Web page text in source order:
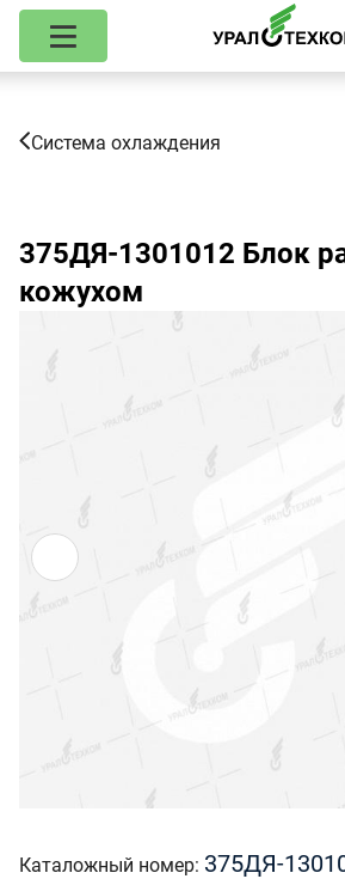
Система охлаждения
375ДЯ-1301012 Блок
кожухом
Каталожный номер 375ДЯ-